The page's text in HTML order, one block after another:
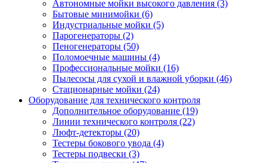
Автономные мойки высокого давления (3)
Бытовые минимойки (6)
Индустриальные мойки (5)
Парогенераторы (2)
Пеногенераторы (50)
Поломоечные машины (4)
Профессиональные мойки (16)
Пылесосы для сухой и влажной уборки (46)
Стационарные мойки (24)
Оборудование для технического контроля
Дополнительное оборудование (19)
Линии технического контроля (22)
Люфт-детекторы (20)
Тестеры бокового увода (4)
Тестеры подвески (3)